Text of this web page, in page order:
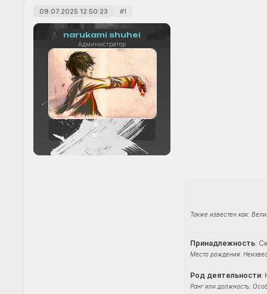
1
09.07.2025 12:50:23
narukami shuhei
Администратор
242
+33
Также известен как:
Принадлежность:
Место рождения:
Род деятельности:
Ранг или должность: